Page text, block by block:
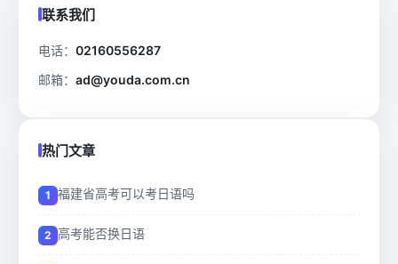
联系我们
电话： 02160556287
邮箱： ad@youda.com.cn
热门文章
福建省高考可以考日语吗
高考能否换日语